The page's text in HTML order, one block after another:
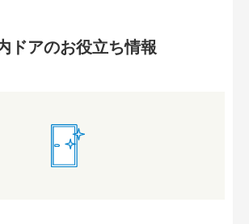
ドアのお役立ち情報